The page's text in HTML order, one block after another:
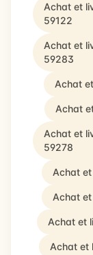
Achat et
59122
Achat et
59283
Achat
Achat
Achat et
59278
Achat et
Achat
Achat et
Achat et